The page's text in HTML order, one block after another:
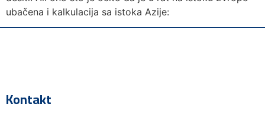
ubačena i kalkulacija sa istoka Azije:
Kontakt